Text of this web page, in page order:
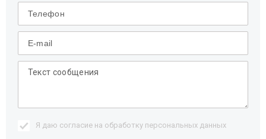
Я даю согласие на обработку персональных данных